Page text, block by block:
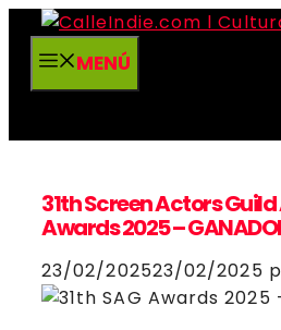
Saltar
contenidoMENÚ
31th Screen Actors
Awards 2025 –
23/02/202523/02/2025